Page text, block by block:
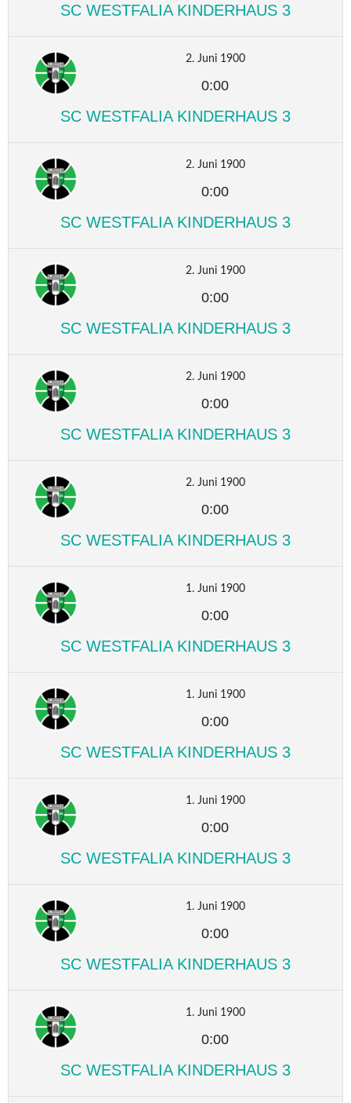
SC WESTFALIA KINDERHAUS 3
2. Juni 1900
0:00
SC WESTFALIA KINDERHAUS 3
2. Juni 1900
0:00
SC WESTFALIA KINDERHAUS 3
2. Juni 1900
0:00
SC WESTFALIA KINDERHAUS 3
2. Juni 1900
0:00
SC WESTFALIA KINDERHAUS 3
2. Juni 1900
0:00
SC WESTFALIA KINDERHAUS 3
1. Juni 1900
0:00
SC WESTFALIA KINDERHAUS 3
1. Juni 1900
0:00
SC WESTFALIA KINDERHAUS 3
1. Juni 1900
0:00
SC WESTFALIA KINDERHAUS 3
1. Juni 1900
0:00
SC WESTFALIA KINDERHAUS 3
1. Juni 1900
0:00
SC WESTFALIA KINDERHAUS 3